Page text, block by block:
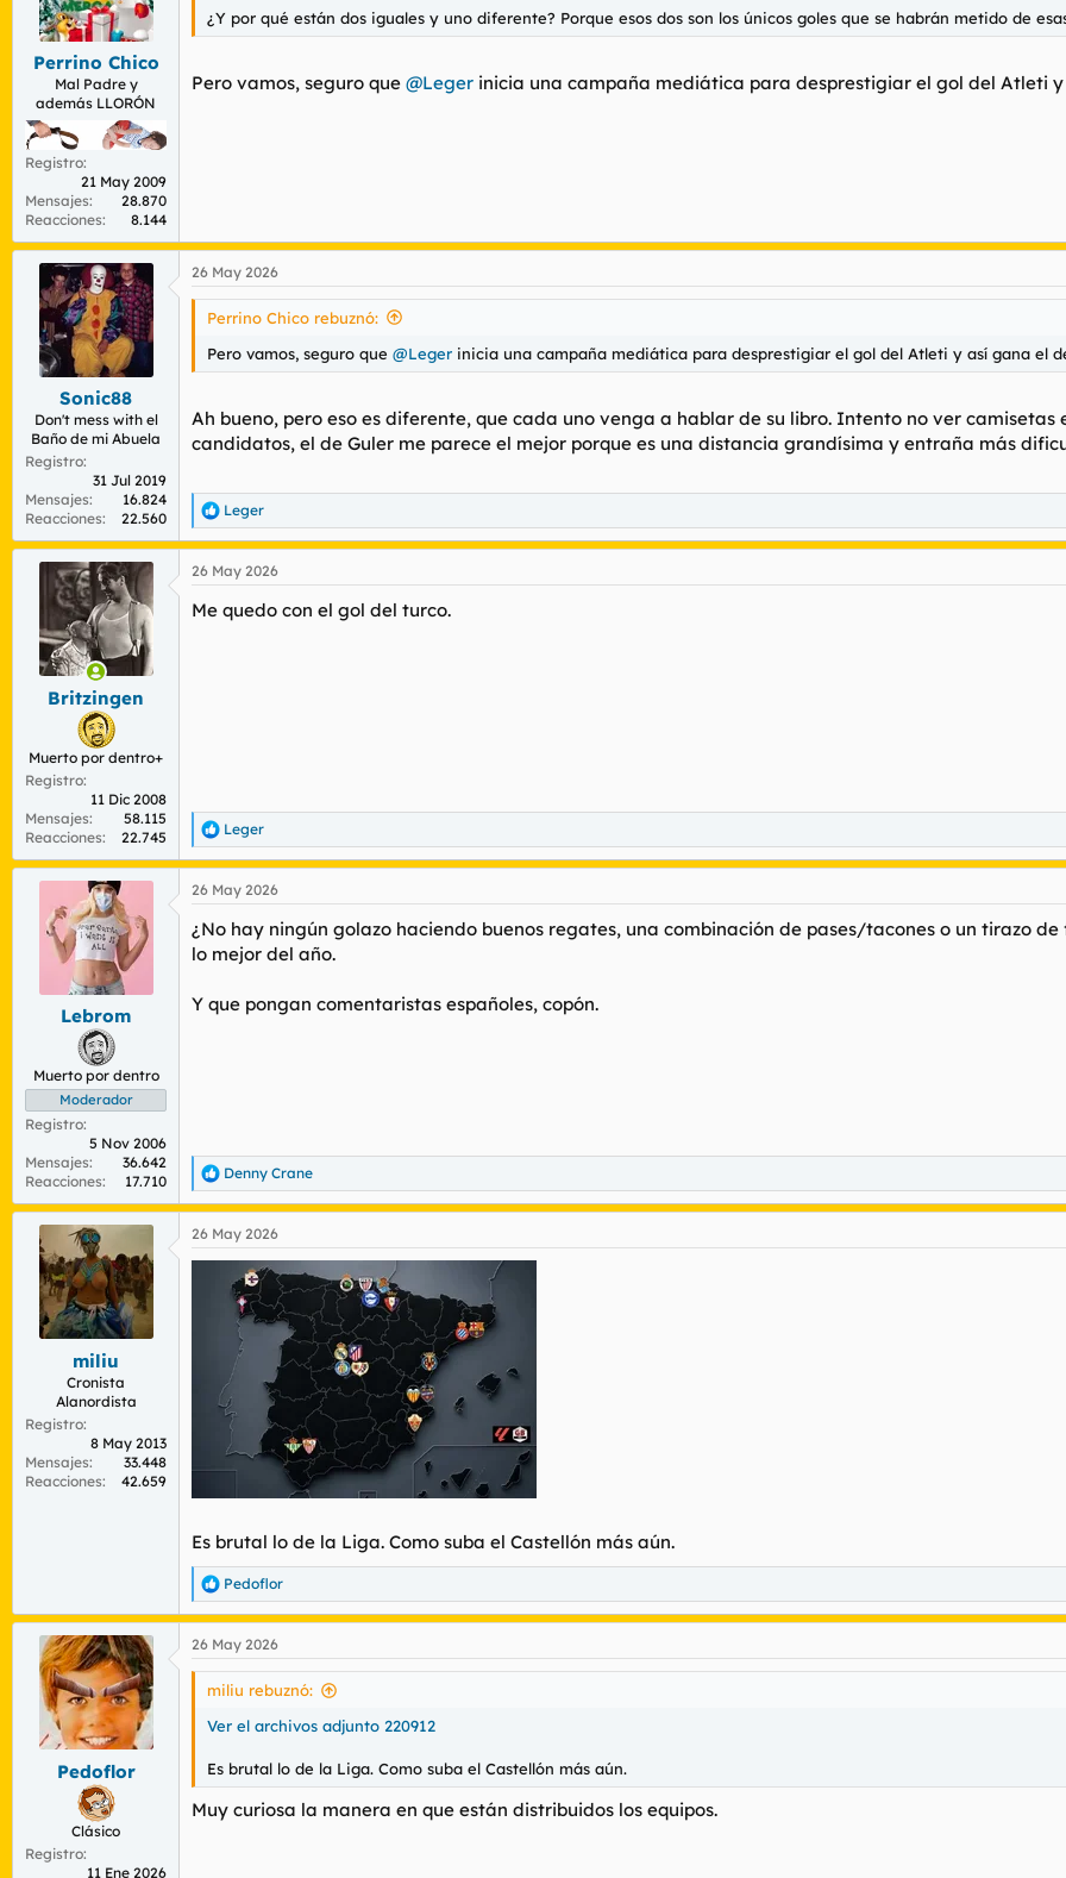
e
:
Perrino Chico
Mal Padre y
además LLORÓN
Registro
21 May 2009
Mensajes
28.870
Reacciones
8.144
¿Y por qué están dos iguales y uno diferente? Porque esos dos son los únicos goles que se habrán metido de
Pero vamos, seguro que @Leger inicia una campaña mediática para desprestigiar el gol del Atleti
Sonic88
Don't mess with el
Baño de mi Abuela
Registro
31 Jul 2019
Mensajes
16.824
Reacciones
22.560
26 May 2026
Perrino Chico rebuznó:
Pero vamos, seguro que @Leger inicia una campaña mediática para desprestigiar el gol del Atleti y así gana el
Ah bueno, pero eso es diferente, que cada uno venga a hablar de su libro. Intento no ver
candidatos, el de Guler me parece el mejor porque es una distancia grandísima y entraña más
R
e
a
c
i
Leger
Britzingen
Muerto por dentro+
Registro
11 Dic 2008
Mensajes
58.115
Reacciones
22.745
26 May 2026
Me quedo con el gol del turco.
R
e
a
c
i
o
s
Leger
Lebrom
Muerto por dentro
Moderador
Registro
5 Nov 2006
Mensajes
36.642
Reacciones
17.710
26 May 2026
¿No hay ningún golazo haciendo buenos regates, una combinación de pases/tacones o un tirazo
lo mejor del año.
Y que pongan comentaristas españoles, copón.
R
e
a
c
c
Denny Crane
miliu
Cronista
Alanordista
Registro
8 May 2013
Mensajes
33.448
Reacciones
42.659
26 May 2026
Es brutal lo de la Liga. Como suba el Castellón más aún.
R
e
a
c
c
n
Pedoflor
Pedoflor
Clásico
Registro
11 Ene 2026
26 May 2026
miliu rebuznó:
Ver el archivos adjunto 220912
Es brutal lo de la Liga. Como suba el Castellón más aún.
Muy curiosa la manera en que están distribuidos los equipos.